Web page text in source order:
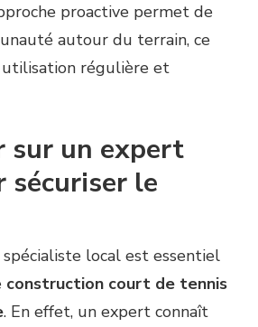
proactive permet de
autour du terrain, ce
utilisation régulière et
sur un expert
sécuriser le
local est essentiel
construction court de tennis
. En effet, un expert connaît